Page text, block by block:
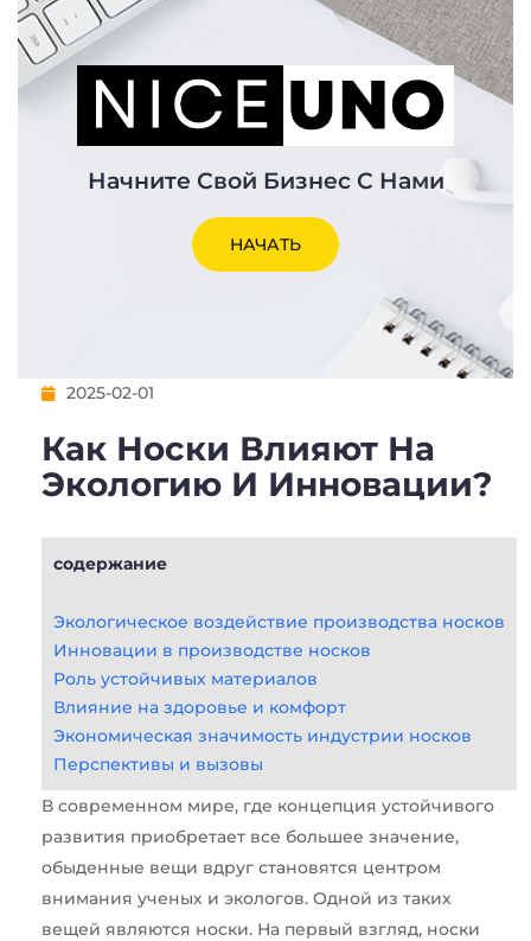
Начните Свой Бизнес С Нами
НАЧАТЬ
2025-02-01
Как Носки Влияют На
Экологию И Инновации?
содержание
Экологическое воздействие производства носков
Инновации в производстве носков
Роль устойчивых материалов
Влияние на здоровье и комфорт
Экономическая значимость индустрии носков
Перспективы и вызовы
В современном мире, где концепция устойчивого
развития приобретает все большее значение,
обыденные вещи вдруг становятся центром
внимания ученых и экологов. Одной из таких
вещей являются носки. На первый взгляд, носки